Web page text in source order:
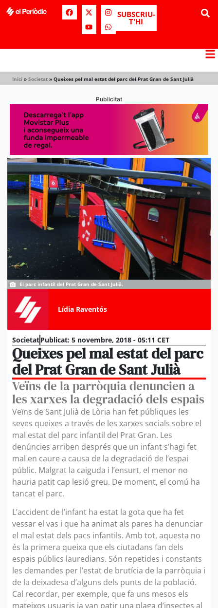
SUBSCRIU-
T'HI
Inici » Societat » Queixes pel mal estat del parc del Prat Gran de Sant Julià
Publicitat
El parc infantil del Prat Gran de Sant Julià.
Lídia Raventós
SocietatPublicat: 5 novembre, 2018 - 05:11 CET
Queixes pel mal estat del parc
del Prat Gran de Sant Julià
Veïns de la parròquia denuncien a
les xarxes la degradació dels espais
Veïns de Sant Julià de Lòria han fet públiques les
seves queixes a través de les xarxes socials sobre el
mal estat del parc infantil del Prat Gran. Les
denúncies arriben després que un infant s’hagi fet
mal en caure a causa de la degradació de l’espai
públic. Malgrat la caiguda i l’ensurt, el menor no
hauria patit cap lesió greu. De moment, el comú ha
tancat el parc.
L’accident de l’infant ha estat la gota que ha fet
vessar el vas i que ha animat als pares ha denunciar
el mal estat dels pacs infantils. Amb tot, aquesta no
és la primera queixa que els ciutadans fan dels
espais públics lauredians. Són repetides i constants
les demandes per l’estat de brutícia de la parròquia i
de la deixadesa d’alguns dels punts de la població.
Cal recordar, per exemple, que fa uns mesos els
mateixos usuaris ja van patir una plaga d’insectes al